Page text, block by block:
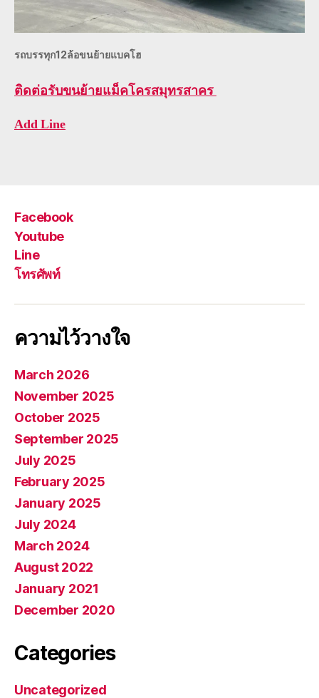
รถบรรทุก12ล้อขนย้ายแบคโฮ
ติดต่อรับขนย้ายแม็คโครสมุทรสาคร
Add Line
Facebook
Youtube
Line
โทรศัพท์
ความไว้วางใจ
March 2026
November 2025
October 2025
September 2025
July 2025
February 2025
January 2025
July 2024
March 2024
August 2022
January 2021
December 2020
Categories
Uncategorized